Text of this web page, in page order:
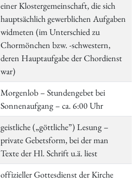
einer Klostergemeinschaft, die sich
hauptsächlich gewerblichen Aufgaben
widmeten (im Unterschied zu
Chormönchen bzw. -schwestern,
deren Hauptaufgabe der Chordienst
war)
Morgenlob – Stundengebet bei
Sonnenaufgang – ca. 6:00 Uhr
geistliche („göttliche”) Lesung –
private Gebetsform, bei der man
Texte der Hl. Schrift u.ä. liest
offizieller Gottesdienst der Kirche